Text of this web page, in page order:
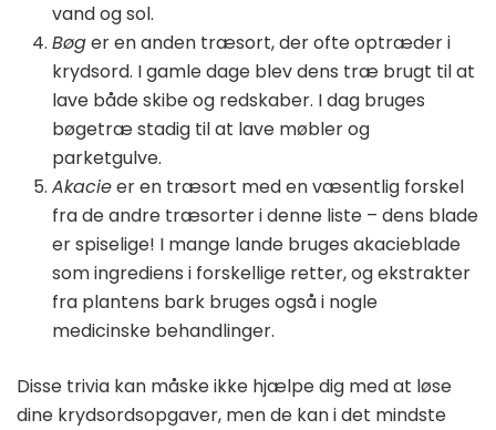
vand og sol.
Bøger en anden træsort, der ofte optræder i
krydsord. I gamle dage blev dens træ brugt til at
lave både skibe og redskaber. I dag bruges
bøgetræ stadig til at lave møbler og
parketgulve.
Akacieer en træsort med en væsentlig forskel
fra de andre træsorter i denne liste – dens blade
er spiselige! I mange lande bruges akacieblade
som ingrediens i forskellige retter, og ekstrakter
fra plantens bark bruges også i nogle
medicinske behandlinger.
Disse trivia kan måske ikke hjælpe dig med at løse
dine krydsordsopgaver, men de kan i det mindste